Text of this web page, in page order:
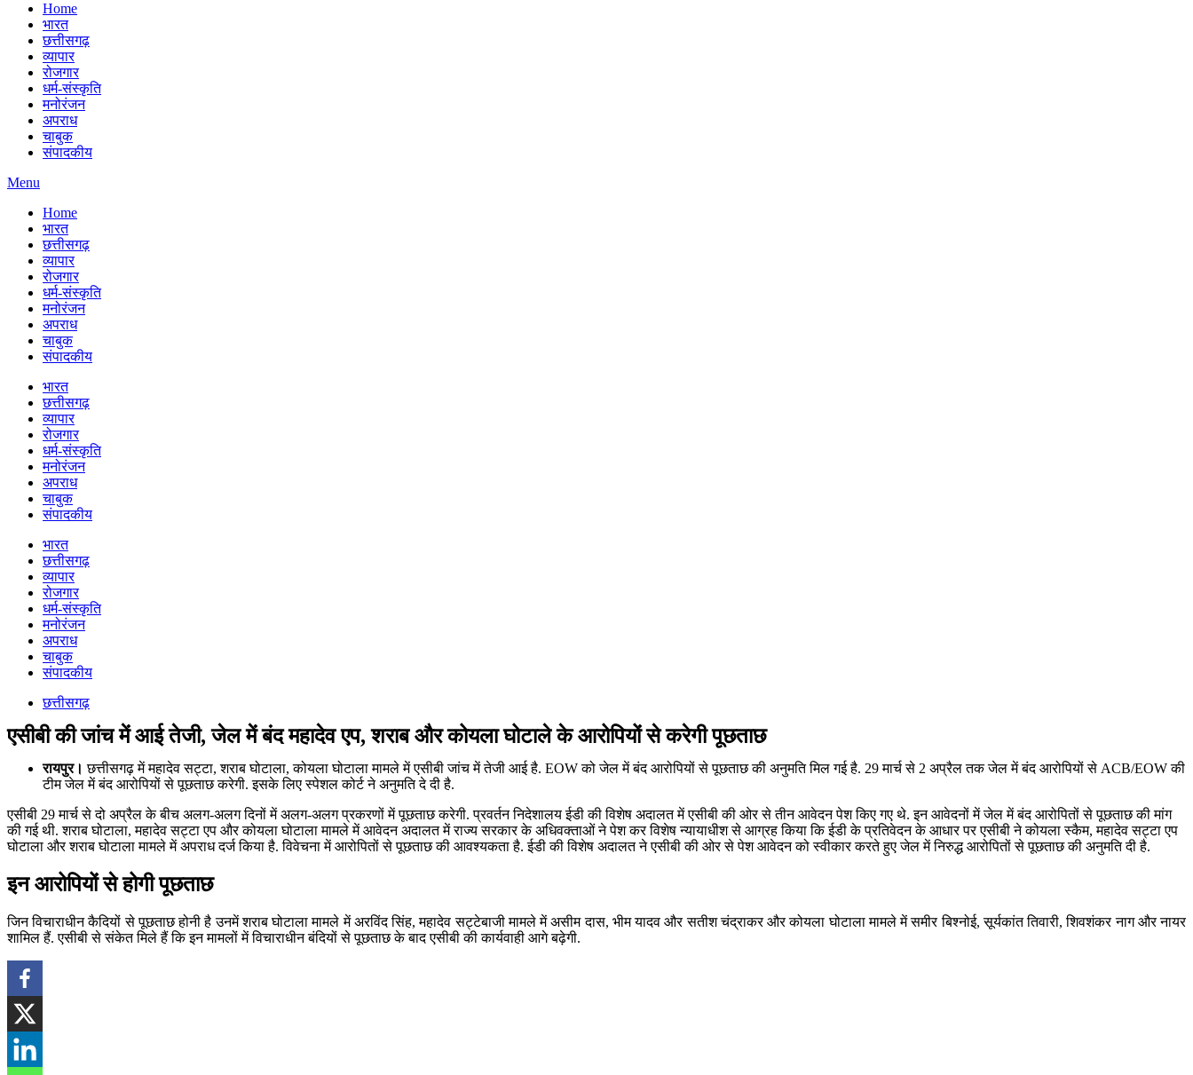
Home
भारत
छत्तीसगढ़
व्यापार
रोजगार
धर्म-संस्कृति
मनोरंजन
अपराध
चाबुक
संपादकीय
Menu
Home
भारत
छत्तीसगढ़
व्यापार
रोजगार
धर्म-संस्कृति
मनोरंजन
अपराध
चाबुक
संपादकीय
भारत
छत्तीसगढ़
व्यापार
रोजगार
धर्म-संस्कृति
मनोरंजन
अपराध
चाबुक
संपादकीय
भारत
छत्तीसगढ़
व्यापार
रोजगार
धर्म-संस्कृति
मनोरंजन
अपराध
चाबुक
संपादकीय
छत्तीसगढ़
एसीबी की जांच में आई तेजी, जेल में बंद महादेव एप, शराब और कोयला घोटाले के आरोपियों से करेगी पूछताछ
रायपुर। छत्तीसगढ़ में महादेव सट्टा, शराब घोटाला, कोयला घोटाला मामले में एसीबी जांच में तेजी आई है. EOW को जेल में बंद आरोपियों से पूछताछ की अनुमति मिल गई है. 29 मार्च से 2 अप्रैल तक जेल में बंद आरोपियों से ACB/EOW की
टीम जेल में बंद आरोपियों से पूछताछ करेगी. इसके लिए स्पेशल कोर्ट ने अनुमति दे दी है.
एसीबी 29 मार्च से दो अप्रैल के बीच अलग-अलग दिनों में अलग-अलग प्रकरणों में पूछताछ करेगी. प्रवर्तन निदेशालय ईडी की विशेष अदालत में एसीबी की ओर से तीन आवेदन पेश किए गए थे. इन आवेदनों में जेल में बंद आरोपितों से पूछताछ की मांग
की गई थी. शराब घोटाला, महादेव सट्टा एप और कोयला घोटाला मामले में आवेदन अदालत में राज्य सरकार के अधिवक्ताओं ने पेश कर विशेष न्यायाधीश से आग्रह किया कि ईडी के प्रतिवेदन के आधार पर एसीबी ने कोयला स्कैम, महादेव सट्टा एप
घोटाला और शराब घोटाला मामले में अपराध दर्ज किया है. विवेचना में आरोपितों से पूछताछ की आवश्यकता है. ईडी की विशेष अदालत ने एसीबी की ओर से पेश आवेदन को स्वीकार करते हुए जेल में निरुद्ध आरोपितों से पूछताछ की अनुमति दी है.
इन आरोपियों से होगी पूछताछ
जिन विचाराधीन कैदियों से पूछताछ होनी है उनमें शराब घोटाला मामले में अरविंद सिंह, महादेव सट्टेबाजी मामले में असीम दास, भीम यादव और सतीश चंद्राकर और कोयला घोटाला मामले में समीर बिश्नोई, सूर्यकांत तिवारी, शिवशंकर नाग और नायर
शामिल हैं. एसीबी से संकेत मिले हैं कि इन मामलों में विचाराधीन बंदियों से पूछताछ के बाद एसीबी की कार्यवाही आगे बढ़ेगी.